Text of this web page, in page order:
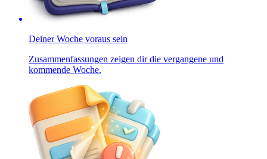
Deiner Woche voraus sein
Zusammenfassungen zeigen dir die vergangene und
kommende Woche.